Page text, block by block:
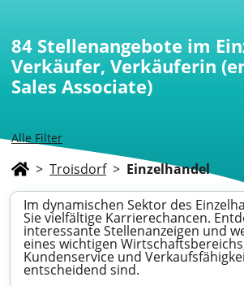
Alle Filter
84 Stellenangebote im
Verkäufer, Verkäuferin
Sales Associate)
> Troisdorf > Einzelhandel
Im dynamischen Sektor des
Sie vielfältige Karrierechancen.
interessante Stellenanzeigen und
eines wichtigen
Kundenservice und
entscheidend sind.